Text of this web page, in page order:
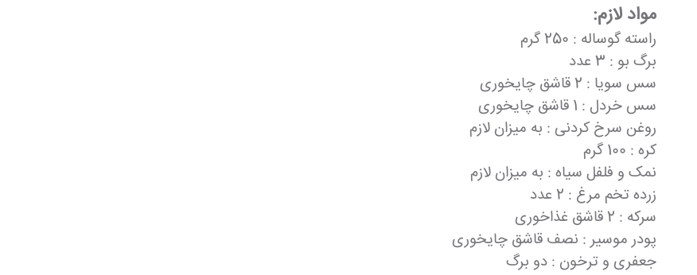
مواد لازم:
راسته گوساله : 250 گرم
برگ بو : 3 عدد
سس سویا : 2 قاشق چایخوری
سس خردل : 1 قاشق چایخوری
روغن سرخ کردنی : به میزان لازم
کره : 100 گرم
نمک و فلفل سیاه : به میزان لازم
زرده تخم مرغ : 2 عدد
سرکه : 2 قاشق غذاخوری
پودر موسیر : نصف قاشق چایخوری
جعفری و ترخون : دو برگ